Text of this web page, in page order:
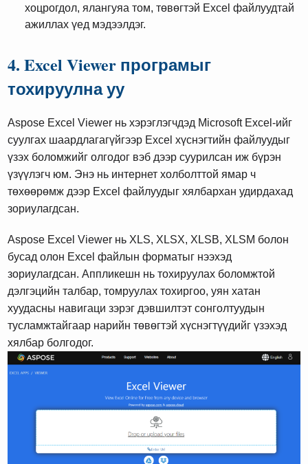
хоцрогдол, ялангуяа том, төвөгтэй Excel файлуудтай
ажиллах үед мэдээлдэг.
4. Excel Viewer програмыг
тохируулна уу
Aspose Excel Viewer нь хэрэглэгчдэд Microsoft Excel-ийг
суулгах шаардлагагүйгээр Excel хүснэгтийн файлуудыг
үзэх боломжийг олгодог вэб дээр суурилсан иж бүрэн
үзүүлэгч юм. Энэ нь интернет холболттой ямар ч
төхөөрөмж дээр Excel файлуудыг хялбархан удирдахад
зориулагдсан.
Aspose Excel Viewer нь XLS, XLSX, XLSB, XLSM болон
бусад олон Excel файлын форматыг нээхэд
зориулагдсан. Аппликешн нь тохируулах боломжтой
дэлгэцийн талбар, томруулах тохиргоо, уян хатан
хуудасны навигаци зэрэг дэвшилтэт сонголтуудын
тусламжтайгаар нарийн төвөгтэй хүснэгтүүдийг үзэхэд
хялбар болгодог.